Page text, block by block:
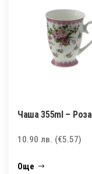
Чаша 355ml – Роза
10.90 лв. (€5.57)
Още